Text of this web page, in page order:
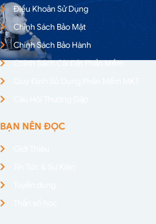
Điều Khoản Sử Dụng
Chính Sách Bảo Mật
Chính Sách Bảo Hành
Chính Sách Cài Đặt Phần Mềm
BẠN NÊN ĐỌC